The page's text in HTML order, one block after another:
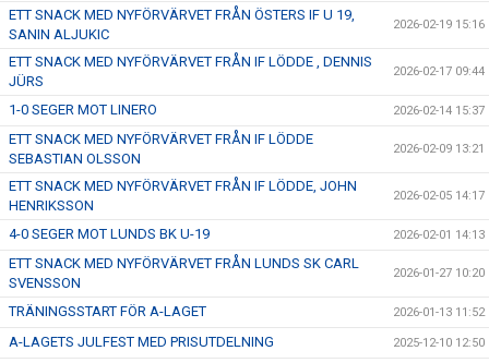
ETT SNACK MED NYFÖRVÄRVET FRÅN ÖSTERS IF U 19,
SANIN ALJUKIC
2026-02-19 15:16
ETT SNACK MED NYFÖRVÄRVET FRÅN IF LÖDDE , DENNIS
JÜRS
2026-02-17 09:44
1-0 SEGER MOT LINERO 2026-02-14 15:37
ETT SNACK MED NYFÖRVÄRVET FRÅN IF LÖDDE
SEBASTIAN OLSSON
2026-02-09 13:21
ETT SNACK MED NYFÖRVÄRVET FRÅN IF LÖDDE, JOHN
HENRIKSSON
2026-02-05 14:17
4-0 SEGER MOT LUNDS BK U-19 2026-02-01 14:13
ETT SNACK MED NYFÖRVÄRVET FRÅN LUNDS SK CARL
SVENSSON
2026-01-27 10:20
TRÄNINGSSTART FÖR A-LAGET 2026-01-13 11:52
A-LAGETS JULFEST MED PRISUTDELNING 2025-12-10 12:50